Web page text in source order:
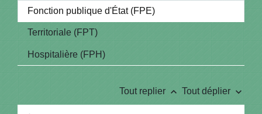
Fonction publique d'État (FPE)
Territoriale (FPT)
Hospitalière (FPH)
Tout replier keyboard_arrow_up Tout déplier keyboard_arrow_down